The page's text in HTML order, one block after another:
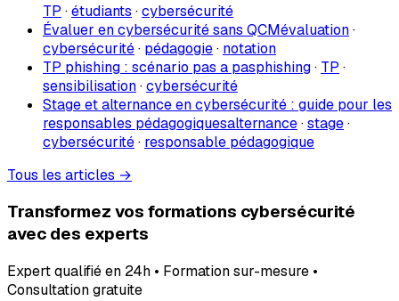
TP ·étudiants ·cybersécurité
Évaluer en cybersécurité sans QCMévaluation·
cybersécurité· pédagogie· notation
TP phishing : scénario pas a pasphishing· TP ·
sensibilisation·cybersécurité
Stage et alternance en cybersécurité : guide pour les
responsables pédagogiquesalternance·stage·
cybersécurité· responsable pédagogique
Tous les articles →
Transformez vos formations cybersécurité
avec des experts
Expert qualifié en 24h • Formation sur-mesure •
Consultation gratuite